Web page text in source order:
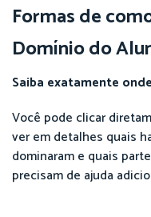
Formas de
Domínio do
Saiba exatamente
Você pode clicar
ver em detalhes quais
dominaram e quais
precisam de ajuda